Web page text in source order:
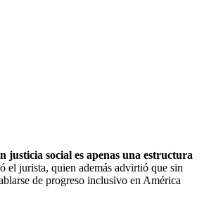
justicia social es apenas una estructura
el jurista, quien además advirtió que sin
de progreso inclusivo en América